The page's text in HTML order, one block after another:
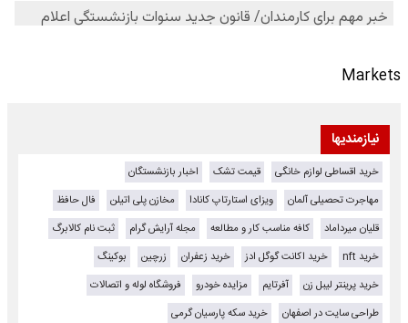
Markets
نیازمندیها
خرید اقساطی لوازم خانگی قیمت تشک
اخبار بازنشستگان
مهاجرت تحصیلی آلمان
ویزای استارتاپ کانادا مخازن پلی اتیلن
فال حافظ
قلیان میرداماد
کافه مناسب کار و مطالعه مجله آرایش گرام
ثبت نام کالابرگ
خرید nft
خرید اکانت گوگل ادز خرید زعفران زرچین
بوکینگ
خرید پرینتر لیبل زن
آفرتایم مزایده خودرو
فروشگاه لوله و اتصالات
طراحی سایت در اصفهان
خرید سکه پارسیان گرمی